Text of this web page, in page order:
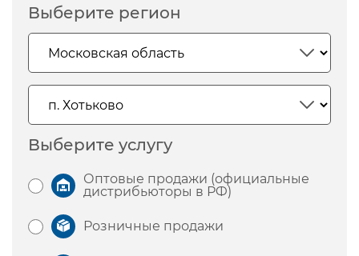
Выберите регион
Выберите услугу
Оптовые продажи (официальные
дистрибьюторы в РФ)
Розничные продажи